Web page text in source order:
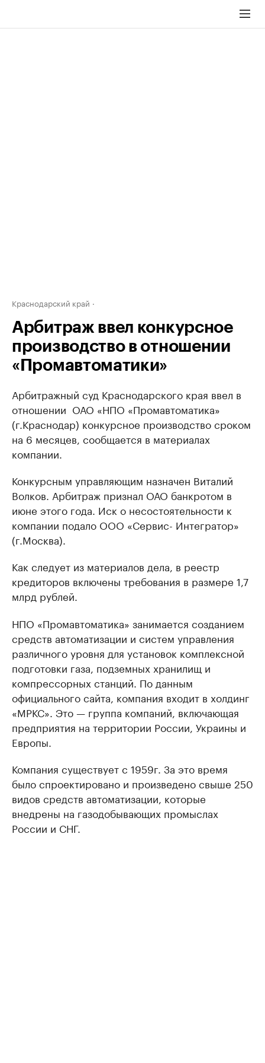
Краснодарский край
Арбитраж ввел конкурсное
производство в отношении
«Промавтоматики»
Арбитражный суд Краснодарского края ввел в
отношении ​ ОАО «НПО «Промавтоматика»
(г.Краснодар) конкурсное производство сроком
на 6 месяцев, сообщается в материалах
компании.
Конкурсным управляющим назначен Виталий
Волков. Арбитраж признал ОАО банкротом в
июне этого года. Иск о несостоятельности к
компании подало ООО «Сервис- Интегратор»
(г.Москва).
Как следует из материалов дела, в реестр
кредиторов включены требования в размере 1,7
млрд рублей.
НПО «Промавтоматика» занимается созданием
средств автоматизации и систем управления
различного уровня для установок комплексной
подготовки газа, подземных хранилищ и
компрессорных станций. По данным
официального сайта, компания входит в холдинг
«МРКС». Это — группа компаний, включающая
предприятия на территории России, Украины и
Европы.
Компания существует с 1959г. За это время
было спроектировано и произведено свыше 250
видов средств автоматизации, которые
внедрены на газодобывающих промыслах
России и СНГ.